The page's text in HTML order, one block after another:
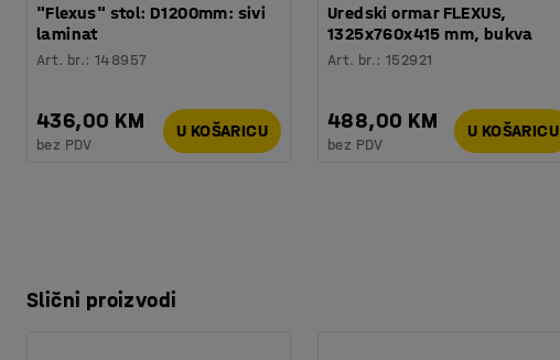
"Flexus" stol: D1200mm: sivi
laminat
Art. br.:148957
436,00 KM
bez PDV
U KOŠARICU
Uredski ormar FLEXUS,
1325x760x415 mm, bukva
Art. br.:152921
488,00 KM
bez PDV
U KOŠARICU
Slični proizvodi